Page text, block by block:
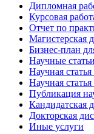
Дипломная
Курсовая
Отчет по
Магистерская
Бизнес-план
Научные статьи
Научная
Научная статья
Публикация
Кандидатская
Докторская
Иные услуги